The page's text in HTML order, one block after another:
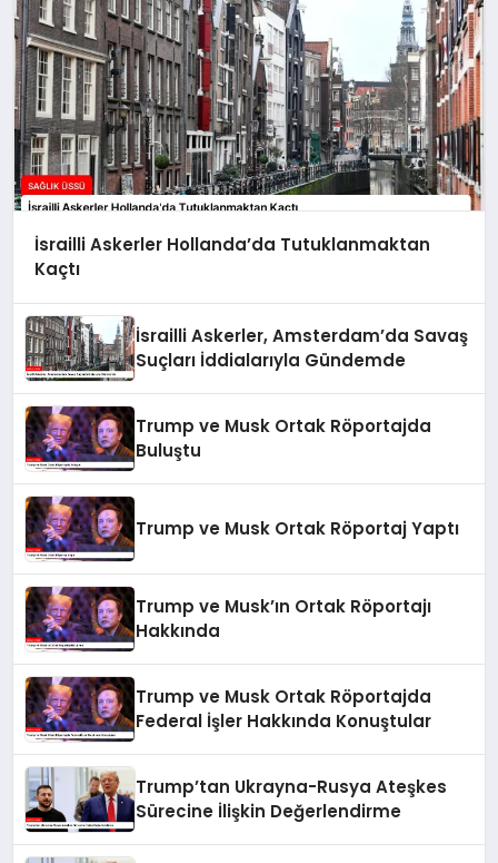
İsrailli Askerler Hollanda’da Tutuklanmaktan
Kaçtı
İsrailli Askerler, Amsterdam’da Savaş
Suçları İddialarıyla Gündemde
Trump ve Musk Ortak Röportajda
Buluştu
Trump ve Musk Ortak Röportaj Yaptı
Trump ve Musk’ın Ortak Röportajı
Hakkında
Trump ve Musk Ortak Röportajda
Federal İşler Hakkında Konuştular
Trump’tan Ukrayna-Rusya Ateşkes
Sürecine İlişkin Değerlendirme